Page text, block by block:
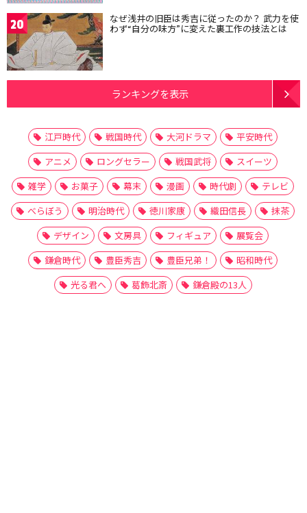
20 なぜ浅井の旧臣は秀吉に従ったのか？ 武力を使
わず“自分の味方”に変えた裏工作の技法とは
ランキングを表示
江戸時代 戦国時代 大河ドラマ
平安時代
アニメ
ロングセラー 戦国武将
スイーツ
雑学
お菓子 幕末 漫画 時代劇
テレビ
べらぼう
明治時代 徳川家康 織田信長
抹茶
デザイン
文房具 フィギュア
展覧会
鎌倉時代
豊臣秀吉 豊臣兄弟！
昭和時代
光る君へ
葛飾北斎 鎌倉殿の13人